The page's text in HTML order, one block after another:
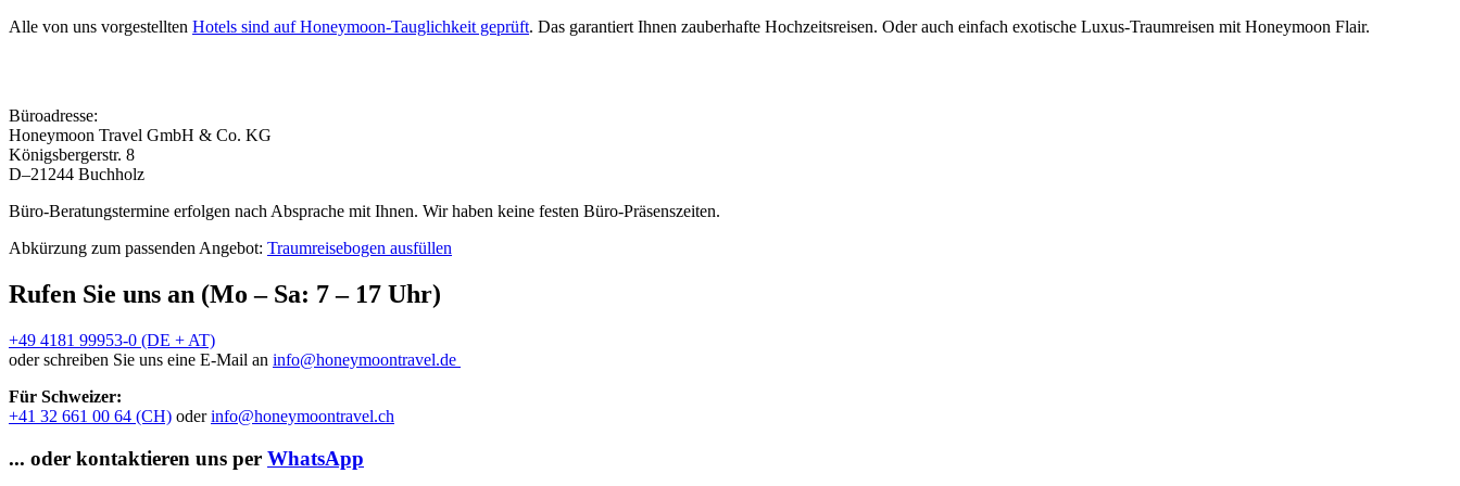
Alle von uns vorgestellten Hotels sind auf Honeymoon-Tauglichkeit geprüft. Das garantiert Ihnen zauberhafte Hochzeitsreisen. Oder auch einfach exotische Luxus-Traumreisen mit Honeymoon Flair.
Büroadresse:
Honeymoon Travel GmbH & Co. KG
Königsbergerstr. 8
D–21244 Buchholz
Büro-Beratungstermine erfolgen nach Absprache mit Ihnen. Wir haben keine festen Büro-Präsenszeiten.
Abkürzung zum passenden Angebot: Traumreisebogen ausfüllen
Rufen Sie uns an (Mo – Sa: 7 – 17 Uhr)
+49 4181 99953-0 (DE + AT)
oder schreiben Sie uns eine E-Mail an info@honeymoontravel.de
Für Schweizer:
+41 32 661 00 64 (CH) oderinfo@honeymoontravel.ch
... oder kontaktieren uns per WhatsApp